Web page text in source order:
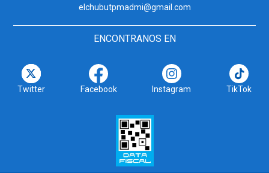
elchubutpmadmi@gmail.com
ENCONTRANOS EN
Twitter Facebook Instagram TikTok